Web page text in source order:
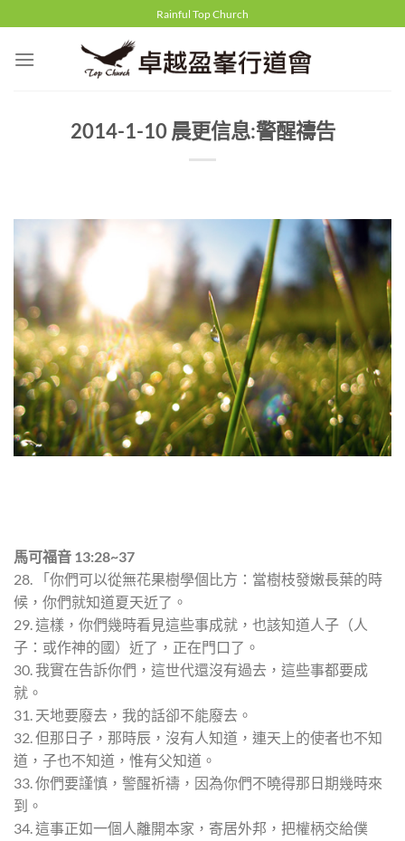
to
content
Rainful Top Church
2014-1-10 晨更信息:警醒禱告
馬可福音 13:28~37
28. 「你們可以從無花果樹學個比方：當樹枝發嫩長葉的時
候，你們就知道夏天近了。
29. 這樣，你們幾時看見這些事成就，也該知道人子（人
子：或作神的國）近了，正在門口了。
30. 我實在告訴你們，這世代還沒有過去，這些事都要成
就。
31. 天地要廢去，我的話卻不能廢去。
32. 但那日子，那時辰，沒有人知道，連天上的使者也不知
道，子也不知道，惟有父知道。
33. 你們要謹慎，警醒祈禱，因為你們不曉得那日期幾時來
到。
34. 這事正如一個人離開本家，寄居外邦，把權柄交給僕